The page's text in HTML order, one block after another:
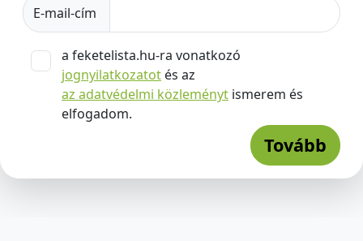
E-mail-cím
a feketelista.hu-ra vonatkozó
jognyilatkozatot és az
az adatvédelmi közleményt ismerem és
elfogadom.
Tovább